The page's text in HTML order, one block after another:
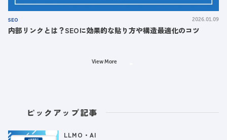
SEO 2026.01.09
内部リンクとは？SEOに効果的な貼り方や構造最適化のコツ
View More
ピックアップ記事
LLMO・AI